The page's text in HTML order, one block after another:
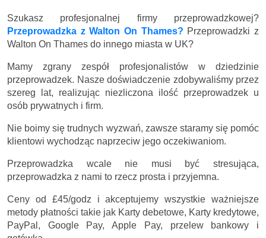
Szukasz profesjonalnej firmy przeprowadzkowej?
Przeprowadzka z Walton On Thames? Przeprowadzki z
Walton On Thames do innego miasta w UK?
Mamy zgrany zespół profesjonalistów w dziedzinie
przeprowadzek. Nasze doświadczenie zdobywaliśmy przez
szereg lat, realizując niezliczona ilość przeprowadzek u
osób prywatnych i firm.
Nie boimy się trudnych wyzwań, zawsze staramy się pomóc
klientowi wychodząc naprzeciw jego oczekiwaniom.
Przeprowadzka wcale nie musi być stresująca,
przeprowadzka z nami to rzecz prosta i przyjemna.
Ceny od £45/godz i akceptujemy wszystkie ważniejsze
metody płatności takie jak Karty debetowe, Karty kredytowe,
PayPal, Google Pay, Apple Pay, przelew bankowy i